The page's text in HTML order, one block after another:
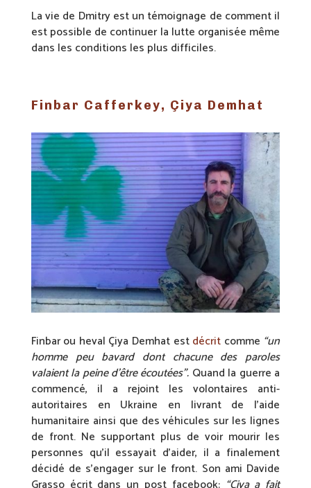
La vie de Dmitry est un témoignage de comment il
est possible de continuer la lutte organisée même
dans les conditions les plus difficiles.
Finbar Cafferkey, Çiya Demhat
Finbar ou heval Çiya Demhat estdécrit comme “un
homme peu bavard dont chacune des paroles
valaient la peine d’être écoutées”. Quand la guerre a
commencé, il a rejoint les volontaires anti-
autoritaires en Ukraine en livrant de l’aide
humanitaire ainsi que des véhicules sur les lignes
de front. Ne supportant plus de voir mourir les
personnes qu’il essayait d’aider, il a finalement
décidé de s’engager sur le front. Son ami Davide